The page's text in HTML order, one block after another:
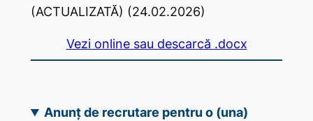
(ACTUALIZATĂ) (24.02.2026)
Vezi online sau descarcă .docx
Anunț de recrutare pentru o (una)